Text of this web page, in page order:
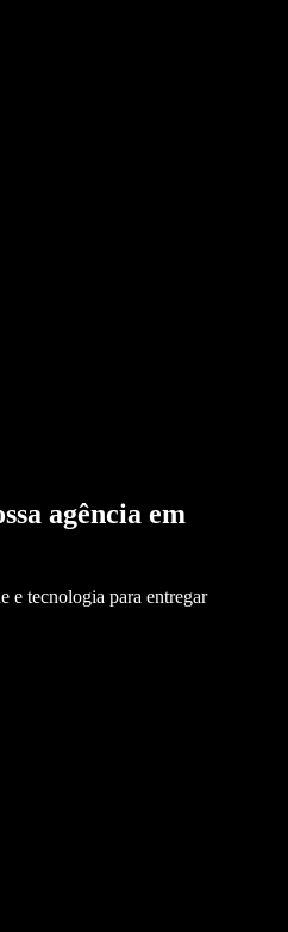
agência em
e tecnologia para entregar